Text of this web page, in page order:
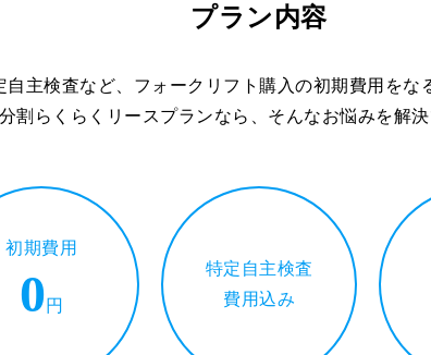
プラン内容
主検査など、フォークリフト購入の初期費用をな
分割らくらくリースプランなら、そんなお悩みを解決
初期費用
0円
特定自主検査
費用込み